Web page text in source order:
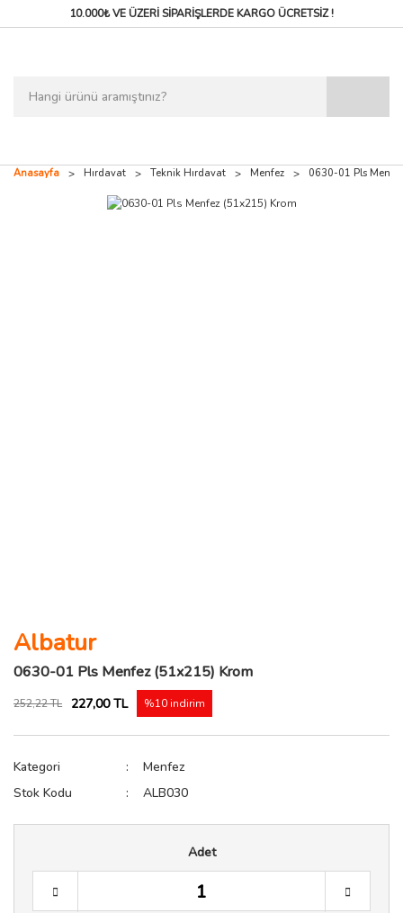
10.000₺ VE ÜZERİ SİPARİŞLERDEKARGO ÜCRETSİZ !
Anasayfa Hırdavat Teknik Hırdavat Menfez 0630-01 Pls
Albatur
0630-01 Pls Menfez (51x215) Krom
252,22 TL 227,00 TL %10 indirim
Kategori
Menfez
Stok Kodu
ALB030
Adet